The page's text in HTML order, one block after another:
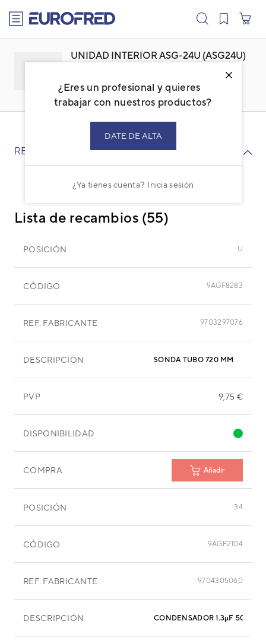
¿Eres un profesional y quieres
trabajar con nuestros productos?
DATE DE ALTA
¿Ya tienes cuenta? Inicia sesión
UNIDAD INTERIOR ASG-24U (ASG24U)
Código: 3NGG2141_10
Ref. fabricante: ASG24UBBN
RECAMBIOS
Lista de recambios (55)
POSICIÓN U
CÓDIGO 9AGF8283
REF. FABRICANTE 9703297076
DESCRIPCIÓN SONDA TUBO 720 MM
PVP 9,75 €
DISPONIBILIDAD
COMPRA Añadir
POSICIÓN 34
CÓDIGO 9AGF2104
REF. FABRICANTE 9704305060
DESCRIPCIÓN CONDENSADOR 1.3µF 500VAC